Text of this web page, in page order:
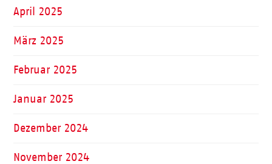
April 2025
März 2025
Februar 2025
Januar 2025
Dezember 2024
November 2024